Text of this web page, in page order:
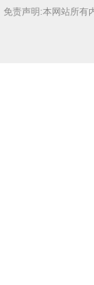
免责声明:本网站所有